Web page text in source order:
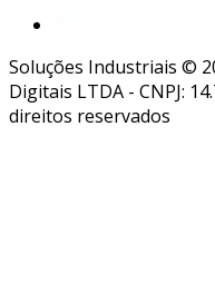
Soluções Industriais ©
Digitais LTDA - CNPJ:
direitos reservados